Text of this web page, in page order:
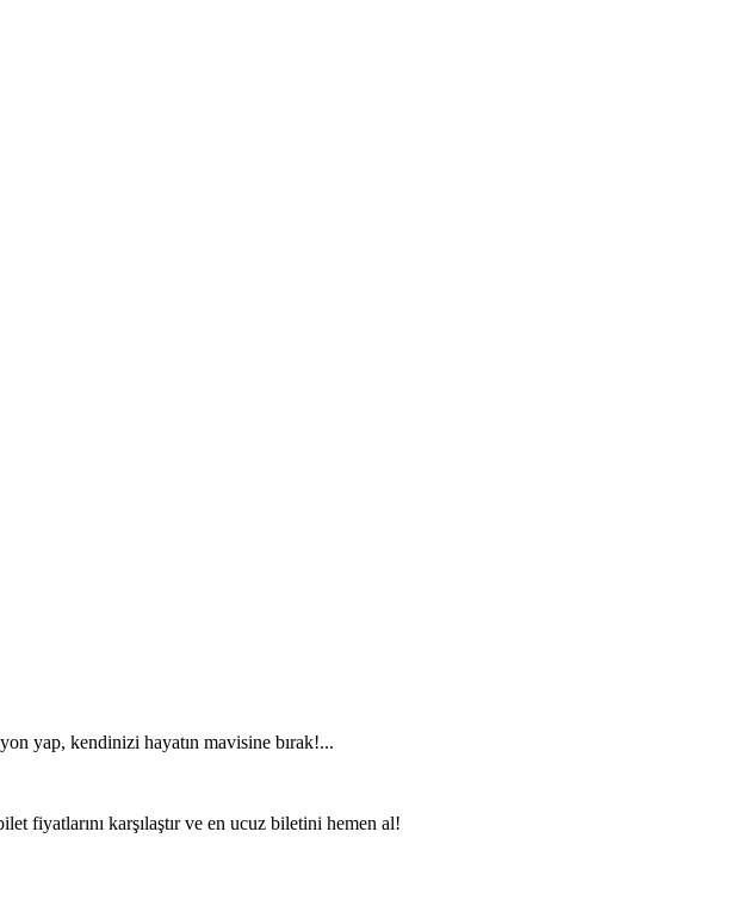
yap, kendinizi hayatın mavisine bırak!...
fiyatlarını karşılaştır ve en ucuz biletini hemen al!